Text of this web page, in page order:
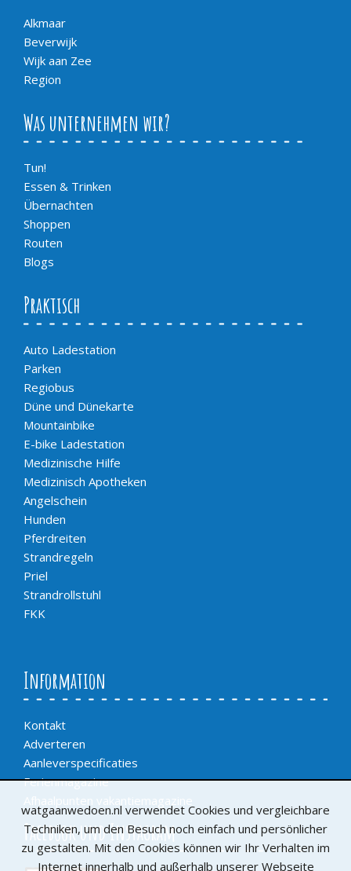
Alkmaar
Beverwijk
Wijk aan Zee
Region
Was unternehmen wir?
Tun!
Essen & Trinken
Übernachten
Shoppen
Routen
Blogs
Praktisch
Auto Ladestation
Parken
Regiobus
Düne und Dünekarte
Mountainbike
E-bike Ladestation
Medizinische Hilfe
Medizinisch Apotheken
Angelschein
Hunden
Pferdreiten
Strandregeln
Priel
Strandrollstuhl
FKK
Information
Kontakt
Adverteren
Aanleverspecificaties
Ferienmagazine
Afhaalpunten vakantiemagazine
Facebook und Instagram
watgaanwedoen.nl verwendet Cookies und vergleichbare
Techniken, um den Besuch noch einfach und persönlicher
zu gestalten. Mit den Cookies können wir Ihr Verhalten im
Internet innerhalb und außerhalb unserer Webseite